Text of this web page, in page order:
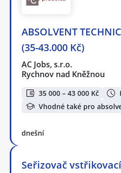
ABSOLVENT
(35-43.000 Kč)
AC Jobs, s.r.o.
Rychnov nad Kněžnou
35 000 – 43 000 Kč
Vhodné také pro
dnešní
Seřizovač